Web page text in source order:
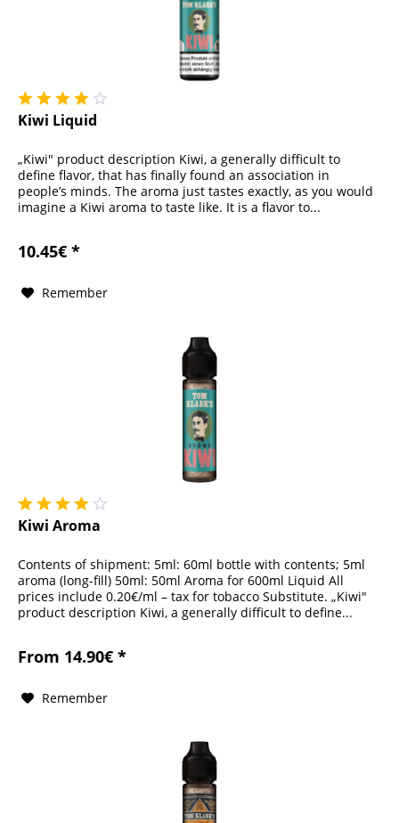
Kiwi Liquid
„Kiwi" product description Kiwi, a generally difficult to
define flavor, that has finally found an association in
people’s minds. The aroma just tastes exactly, as you would
imagine a Kiwi aroma to taste like. It is a flavor to...
10.45€ *
Remember
Kiwi Aroma
Contents of shipment: 5ml: 60ml bottle with contents; 5ml
aroma (long-fill) 50ml: 50ml Aroma for 600ml Liquid All
prices include 0.20€/ml – tax for tobacco Substitute. „Kiwi"
product description Kiwi, a generally difficult to define...
From 14.90€ *
Remember